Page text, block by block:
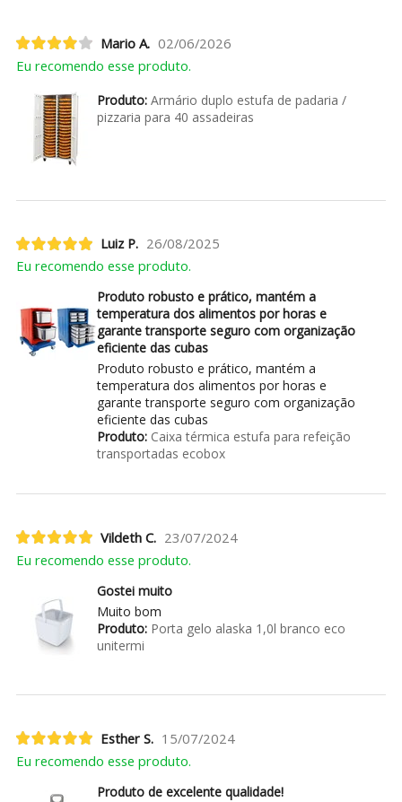
Mario A. 02/06/2026
Eu recomendo esse produto.
Produto:Armário duplo estufa de padaria /
pizzaria para 40 assadeiras
Luiz P. 26/08/2025
Eu recomendo esse produto.
Produto robusto e prático, mantém a
temperatura dos alimentos por horas e
garante transporte seguro com organização
eficiente das cubas
Produto robusto e prático, mantém a
temperatura dos alimentos por horas e
garante transporte seguro com organização
eficiente das cubas
Produto:Caixa térmica estufa para refeição
transportadas ecobox
Vildeth C. 23/07/2024
Eu recomendo esse produto.
Gostei muito
Muito bom
Produto:Porta gelo alaska 1,0l branco eco
unitermi
Esther S. 15/07/2024
Eu recomendo esse produto.
Produto de excelente qualidade!